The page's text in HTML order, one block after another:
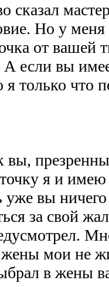
сказал
Но у меня
от вашей
А если вы
только что
вы,
я и
уже вы
за свой
мои не
в жены